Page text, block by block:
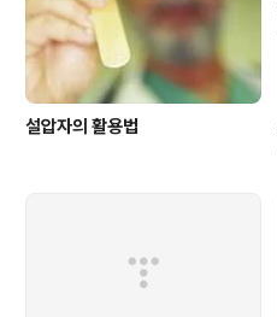
설압자의 활용법